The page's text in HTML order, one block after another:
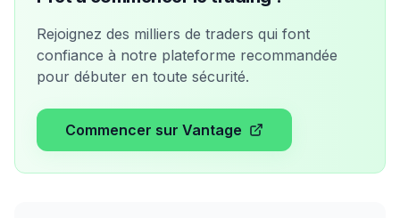
Rejoignez des milliers de traders qui font
confiance à notre plateforme recommandée
pour débuter en toute sécurité.
Commencer sur Vantage